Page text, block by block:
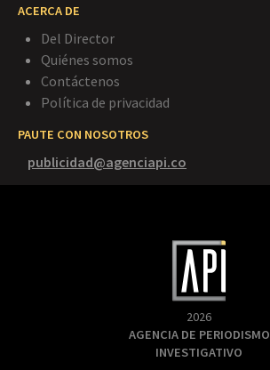
ACERCA DE
Del Director
Quiénes somos
Contáctenos
Política de privacidad
PAUTE CON NOSOTROS
publicidad@agenciapi.co
2026
AGENCIA DE PERIODISMO
INVESTIGATIVO